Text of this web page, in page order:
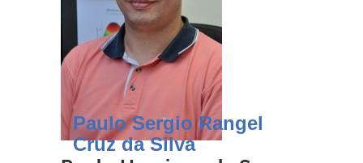
Paulo Sergio Rangel
Cruz da Silva